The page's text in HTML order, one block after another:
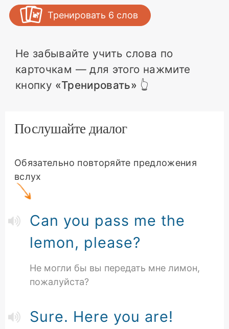
Тренировать 6 слов
Не забывайте учить слова по
карточкам — для этого нажмите
кнопку «Тренировать» 👆
Послушайте диалог
Обязательно повторяйте предложения
вслух
Can you pass me the
lemon, please?
Не могли бы вы передать мне лимон,
пожалуйста?
Sure. Here you are!